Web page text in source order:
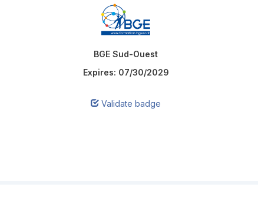
BGE Sud-Ouest
Expires: 07/30/2029
Validate badge